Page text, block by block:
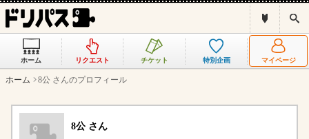
リ
ス
と
索
ホーム リクエスト チケット 特別企画 マイページ
ホーム 8公 さんのプロフィール
8公 さん